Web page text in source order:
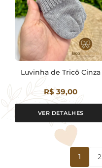
Luvinha de Tricô Cinza
R$ 39,00
VER DETALHES
1 2